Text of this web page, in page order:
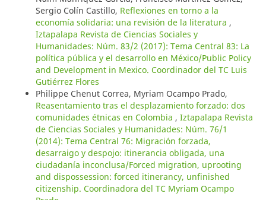
Sergio Colín Castillo, Reflexiones en torno a la
economía solidaria: una revisión de la literatura ,
Iztapalapa Revista de Ciencias Sociales y
Humanidades: Núm. 83/2 (2017): Tema Central 83: La
política pública y el desarrollo en México/Public Policy
and Development in Mexico. Coordinador del TC Luis
Gutiérrez Flores
Philippe Chenut Correa, Myriam Ocampo Prado,
Reasentamiento tras el desplazamiento forzado: dos
comunidades étnicas en Colombia , Iztapalapa Revista
de Ciencias Sociales y Humanidades: Núm. 76/1
(2014): Tema Central 76: Migración forzada,
desarraigo y despojo: itinerancia obligada, una
ciudadanía inconclusa/Forced migration, uprooting
and dispossession: forced itinerancy, unfinished
citizenship. Coordinadora del TC Myriam Ocampo